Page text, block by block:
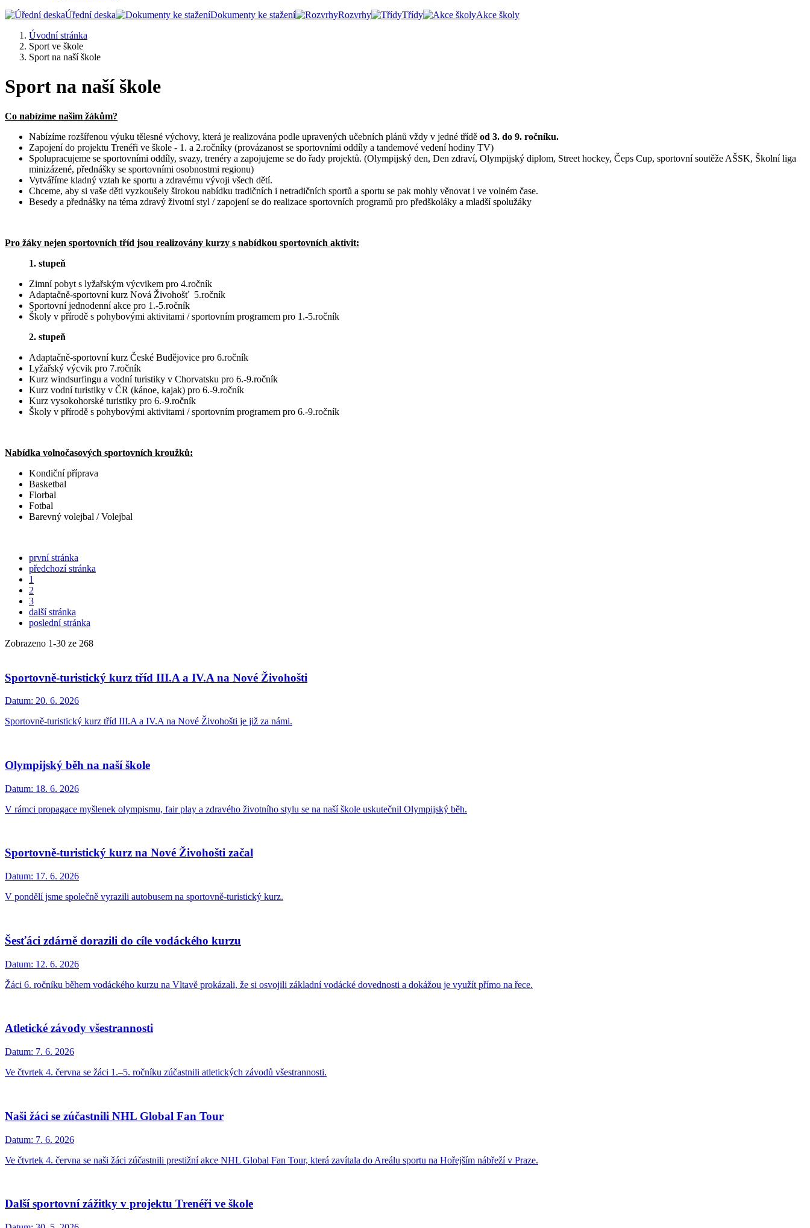
Úřední deska
Dokumenty ke stažení Rozvrhy Třídy
Akce školy
Úvodní stránka
Sport ve škole
Sport na naší škole
Sport na naší škole
Co nabízíme našim žákům?
Nabízíme rozšířenou výuku tělesné výchovy, která je realizována podle upravených učebních plánů vždy v jedné třídě od 3. do 9. ročníku.
Zapojení do projektu Trenéři ve škole - 1. a 2.ročníky (provázanost se sportovními oddíly a tandemové vedení hodiny TV)
Spolupracujeme se sportovními oddíly, svazy, trenéry a zapojujeme se do řady projektů. (Olympijský den, Den zdraví, Olympijský diplom, Street hockey, Čeps Cup, sportovní soutěže AŠSK, Školní liga
minizázené, přednášky se sportovními osobnostmi regionu)
Vytváříme kladný vztah ke sportu a zdravému vývoji všech dětí.
Chceme, aby si vaše děti vyzkoušely širokou nabídku tradičních i netradičních sportů a sportu se pak mohly věnovat i ve volném čase.
Besedy a přednášky na téma zdravý životní styl / zapojení se do realizace sportovních programů pro předškoláky a mladší spolužáky
Pro žáky nejen sportovních tříd jsou realizovány kurzy s nabídkou sportovních aktivit:
1. stupeň
Zimní pobyt s lyžařským výcvikem pro 4.ročník
Adaptačně-sportovní kurz Nová Živohošť 5.ročník
Sportovní jednodenní akce pro 1.-5.ročník
Školy v přírodě s pohybovými aktivitami / sportovním programem pro 1.-5.ročník
2. stupeň
Adaptačně-sportovní kurz České Budějovice pro 6.ročník
Lyžařský výcvik pro 7.ročník
Kurz windsurfingu a vodní turistiky v Chorvatsku pro 6.-9.ročník
Kurz vodní turistiky v ČR (kánoe, kajak) pro 6.-9.ročník
Kurz vysokohorské turistiky pro 6.-9.ročník
Školy v přírodě s pohybovými aktivitami / sportovním programem pro 6.-9.ročník
Nabídka volnočasových sportovních kroužků:
Kondiční příprava
Basketbal
Florbal
Fotbal
Barevný volejbal / Volejbal
první stránka
předchozí stránka
1
2
3
další stránka
poslední stránka
Zobrazeno 1-30 ze 268
Sportovně-turistický kurz tříd III.A a IV.A na Nové Živohošti
Datum: 20. 6. 2026
Sportovně-turistický kurz tříd III.A a IV.A na Nové Živohošti je již za námi.
Olympijský běh na naší škole
Datum: 18. 6. 2026
V rámci propagace myšlenek olympismu, fair play a zdravého životního stylu se na naší škole uskutečnil Olympijský běh.
Sportovně-turistický kurz na Nové Živohošti začal
Datum: 17. 6. 2026
V pondělí jsme společně vyrazili autobusem na sportovně-turistický kurz.
Šesťáci zdárně dorazili do cíle vodáckého kurzu
Datum: 12. 6. 2026
Žáci 6. ročníku během vodáckého kurzu na Vltavě prokázali, že si osvojili základní vodácké dovednosti a dokážou je využít přímo na řece.
Atletické závody všestrannosti
Datum: 7. 6. 2026
Ve čtvrtek 4. června se žáci 1.–5. ročníku zúčastnili atletických závodů všestrannosti.
Naši žáci se zúčastnili NHL Global Fan Tour
Datum: 7. 6. 2026
Ve čtvrtek 4. června se naši žáci zúčastnili prestižní akce NHL Global Fan Tour, která zavítala do Areálu sportu na Hořejším nábřeží v Praze.
Další sportovní zážitky v projektu Trenéři ve škole